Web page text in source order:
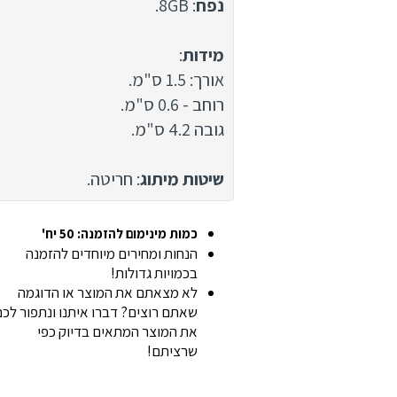
נפח: 8GB.
מידות:
אורך: 1.5 ס"מ.
רוחב - 0.6 ס"מ.
גובה 4.2 ס"מ.
שיטות מיתוג: חריטה.
כמות מינימום להזמנה: 50 יח'
הנחות ומחירים מיוחדים להזמנה
בכמויות גדולות!
לא מצאתם את המוצר או הדוגמה
שאתם רוצים? דברו איתנו ונתפור
את המוצר המתאים בדיוק כפי
שרציתם!